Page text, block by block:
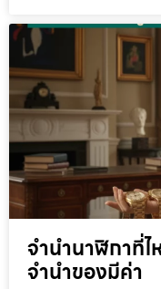
จำนำนาฬิกาที่
จำนำของมีค่า